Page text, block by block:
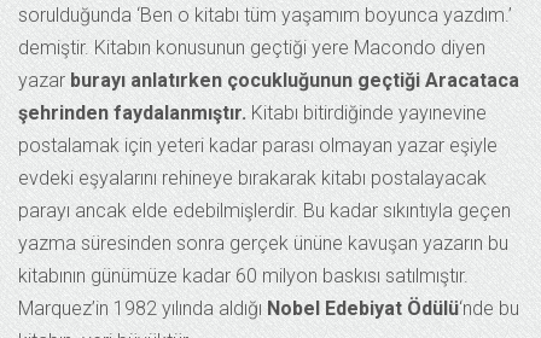
sorulduğunda ‘Ben o kitabı tüm yaşamım boyunca yazdım.’
demiştir. Kitabın konusunun geçtiği yere Macondo diyen
yazar burayı anlatırken çocukluğunun geçtiği Aracataca
şehrinden faydalanmıştır. Kitabı bitirdiğinde yayınevine
postalamak için yeteri kadar parası olmayan yazar eşiyle
evdeki eşyalarını rehineye bırakarak kitabı postalayacak
parayı ancak elde edebilmişlerdir. Bu kadar sıkıntıyla geçen
yazma süresinden sonra gerçek ününe kavuşan yazarın bu
kitabının günümüze kadar 60 milyon baskısı satılmıştır.
Marquez’in 1982 yılında aldığı Nobel Edebiyat Ödülü‘nde bu